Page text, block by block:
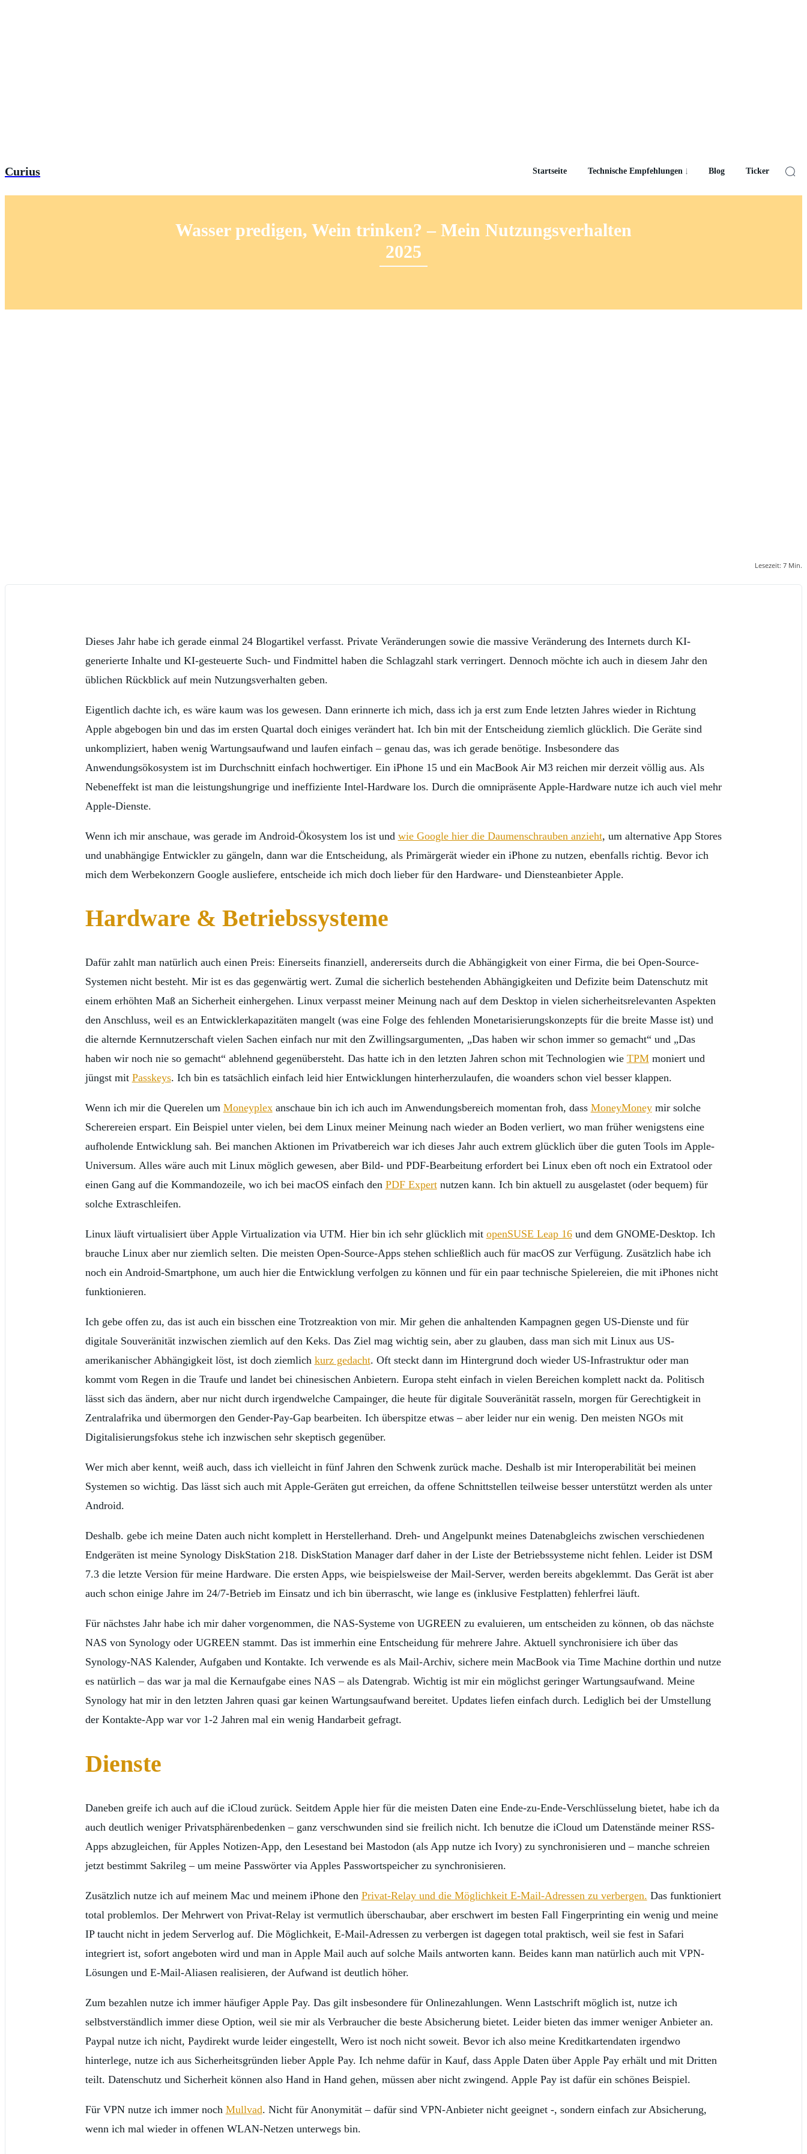
Curius Startseite Technische Empfehlungen Blog Ticker
Wasser predigen, Wein trinken? – Mein Nutzungsverhalten
2025
Lesezeit: 7 Min.
Dieses Jahr habe ich gerade einmal 24 Blogartikel verfasst. Private Veränderungen sowie die massive Veränderung des Internets durch KI-
generierte Inhalte und KI-gesteuerte Such- und Findmittel haben die Schlagzahl stark verringert. Dennoch möchte ich auch in diesem Jahr den
üblichen Rückblick auf mein Nutzungsverhalten geben.
Eigentlich dachte ich, es wäre kaum was los gewesen. Dann erinnerte ich mich, dass ich ja erst zum Ende letzten Jahres wieder in Richtung
Apple abgebogen bin und das im ersten Quartal doch einiges verändert hat. Ich bin mit der Entscheidung ziemlich glücklich. Die Geräte sind
unkompliziert, haben wenig Wartungsaufwand und laufen einfach – genau das, was ich gerade benötige. Insbesondere das
Anwendungsökosystem ist im Durchschnitt einfach hochwertiger. Ein iPhone 15 und ein MacBook Air M3 reichen mir derzeit völlig aus. Als
Nebeneffekt ist man die leistungshungrige und ineffiziente Intel-Hardware los. Durch die omnipräsente Apple-Hardware nutze ich auch viel mehr
Apple-Dienste.
Wenn ich mir anschaue, was gerade im Android-Ökosystem los ist und wie Google hier die Daumenschrauben anzieht, um alternative App Stores
und unabhängige Entwickler zu gängeln, dann war die Entscheidung, als Primärgerät wieder ein iPhone zu nutzen, ebenfalls richtig. Bevor ich
mich dem Werbekonzern Google ausliefere, entscheide ich mich doch lieber für den Hardware- und Diensteanbieter Apple.
Hardware & Betriebssysteme
Dafür zahlt man natürlich auch einen Preis: Einerseits finanziell, andererseits durch die Abhängigkeit von einer Firma, die bei Open-Source-
Systemen nicht besteht. Mir ist es das gegenwärtig wert. Zumal die sicherlich bestehenden Abhängigkeiten und Defizite beim Datenschutz mit
einem erhöhten Maß an Sicherheit einhergehen. Linux verpasst meiner Meinung nach auf dem Desktop in vielen sicherheitsrelevanten Aspekten
den Anschluss, weil es an Entwicklerkapazitäten mangelt (was eine Folge des fehlenden Monetarisierungskonzepts für die breite Masse ist) und
die alternde Kernnutzerschaft vielen Sachen einfach nur mit den Zwillingsargumenten, „Das haben wir schon immer so gemacht“ und „Das
haben wir noch nie so gemacht“ ablehnend gegenübersteht. Das hatte ich in den letzten Jahren schon mit Technologien wie TPMmoniert und
jüngst mit Passkeys. Ich bin es tatsächlich einfach leid hier Entwicklungen hinterherzulaufen, die woanders schon viel besser klappen.
Wenn ich mir die Querelen um Moneyplexanschaue bin ich ich auch im Anwendungsbereich momentan froh, dass MoneyMoneymir solche
Scherereien erspart. Ein Beispiel unter vielen, bei dem Linux meiner Meinung nach wieder an Boden verliert, wo man früher wenigstens eine
aufholende Entwicklung sah. Bei manchen Aktionen im Privatbereich war ich dieses Jahr auch extrem glücklich über die guten Tools im Apple-
Universum. Alles wäre auch mit Linux möglich gewesen, aber Bild- und PDF-Bearbeitung erfordert bei Linux eben oft noch ein Extratool oder
einen Gang auf die Kommandozeile, wo ich bei macOS einfach den PDF Expertnutzen kann. Ich bin aktuell zu ausgelastet (oder bequem) für
solche Extraschleifen.
Linux läuft virtualisiert über Apple Virtualization via UTM. Hier bin ich sehr glücklich mit openSUSE Leap 16und dem GNOME-Desktop. Ich
brauche Linux aber nur ziemlich selten. Die meisten Open-Source-Apps stehen schließlich auch für macOS zur Verfügung. Zusätzlich habe ich
noch ein Android-Smartphone, um auch hier die Entwicklung verfolgen zu können und für ein paar technische Spielereien, die mit iPhones nicht
funktionieren.
Ich gebe offen zu, das ist auch ein bisschen eine Trotzreaktion von mir. Mir gehen die anhaltenden Kampagnen gegen US-Dienste und für
digitale Souveränität inzwischen ziemlich auf den Keks. Das Ziel mag wichtig sein, aber zu glauben, dass man sich mit Linux aus US-
amerikanischer Abhängigkeit löst, ist doch ziemlich kurz gedacht. Oft steckt dann im Hintergrund doch wieder US-Infrastruktur oder man
kommt vom Regen in die Traufe und landet bei chinesischen Anbietern. Europa steht einfach in vielen Bereichen komplett nackt da. Politisch
lässt sich das ändern, aber nur nicht durch irgendwelche Campainger, die heute für digitale Souveränität rasseln, morgen für Gerechtigkeit in
Zentralafrika und übermorgen den Gender-Pay-Gap bearbeiten. Ich überspitze etwas – aber leider nur ein wenig. Den meisten NGOs mit
Digitalisierungsfokus stehe ich inzwischen sehr skeptisch gegenüber.
Wer mich aber kennt, weiß auch, dass ich vielleicht in fünf Jahren den Schwenk zurück mache. Deshalb ist mir Interoperabilität bei meinen
Systemen so wichtig. Das lässt sich auch mit Apple-Geräten gut erreichen, da offene Schnittstellen teilweise besser unterstützt werden als unter
Android.
Deshalb. gebe ich meine Daten auch nicht komplett in Herstellerhand. Dreh- und Angelpunkt meines Datenabgleichs zwischen verschiedenen
Endgeräten ist meine Synology DiskStation 218. DiskStation Manager darf daher in der Liste der Betriebssysteme nicht fehlen. Leider ist DSM
7.3 die letzte Version für meine Hardware. Die ersten Apps, wie beispielsweise der Mail-Server, werden bereits abgeklemmt. Das Gerät ist aber
auch schon einige Jahre im 24/7-Betrieb im Einsatz und ich bin überrascht, wie lange es (inklusive Festplatten) fehlerfrei läuft.
Für nächstes Jahr habe ich mir daher vorgenommen, die NAS-Systeme von UGREEN zu evaluieren, um entscheiden zu können, ob das nächste
NAS von Synology oder UGREEN stammt. Das ist immerhin eine Entscheidung für mehrere Jahre. Aktuell synchronisiere ich über das
Synology-NAS Kalender, Aufgaben und Kontakte. Ich verwende es als Mail-Archiv, sichere mein MacBook via Time Machine dorthin und nutze
es natürlich – das war ja mal die Kernaufgabe eines NAS – als Datengrab. Wichtig ist mir ein möglichst geringer Wartungsaufwand. Meine
Synology hat mir in den letzten Jahren quasi gar keinen Wartungsaufwand bereitet. Updates liefen einfach durch. Lediglich bei der Umstellung
der Kontakte-App war vor 1-2 Jahren mal ein wenig Handarbeit gefragt.
Dienste
Daneben greife ich auch auf die iCloud zurück. Seitdem Apple hier für die meisten Daten eine Ende-zu-Ende-Verschlüsselung bietet, habe ich da
auch deutlich weniger Privatsphärenbedenken – ganz verschwunden sind sie freilich nicht. Ich benutze die iCloud um Datenstände meiner RSS-
Apps abzugleichen, für Apples Notizen-App, den Lesestand bei Mastodon (als App nutze ich Ivory) zu synchronisieren und – manche schreien
jetzt bestimmt Sakrileg – um meine Passwörter via Apples Passwortspeicher zu synchronisieren.
Zusätzlich nutze ich auf meinem Mac und meinem iPhone den Privat-Relay und die Möglichkeit E-Mail-Adressen zu verbergen. Das funktioniert
total problemlos. Der Mehrwert von Privat-Relay ist vermutlich überschaubar, aber erschwert im besten Fall Fingerprinting ein wenig und meine
IP taucht nicht in jedem Serverlog auf. Die Möglichkeit, E-Mail-Adressen zu verbergen ist dagegen total praktisch, weil sie fest in Safari
integriert ist, sofort angeboten wird und man in Apple Mail auch auf solche Mails antworten kann. Beides kann man natürlich auch mit VPN-
Lösungen und E-Mail-Aliasen realisieren, der Aufwand ist deutlich höher.
Zum bezahlen nutze ich immer häufiger Apple Pay. Das gilt insbesondere für Onlinezahlungen. Wenn Lastschrift möglich ist, nutze ich
selbstverständlich immer diese Option, weil sie mir als Verbraucher die beste Absicherung bietet. Leider bieten das immer weniger Anbieter an.
Paypal nutze ich nicht, Paydirekt wurde leider eingestellt, Wero ist noch nicht soweit. Bevor ich also meine Kreditkartendaten irgendwo
hinterlege, nutze ich aus Sicherheitsgründen lieber Apple Pay. Ich nehme dafür in Kauf, dass Apple Daten über Apple Pay erhält und mit Dritten
teilt. Datenschutz und Sicherheit können also Hand in Hand gehen, müssen aber nicht zwingend. Apple Pay ist dafür ein schönes Beispiel.
Für VPN nutze ich immer noch Mullvad. Nicht für Anonymität – dafür sind VPN-Anbieter nicht geeignet -, sondern einfach zur Absicherung,
wenn ich mal wieder in offenen WLAN-Netzen unterwegs bin.